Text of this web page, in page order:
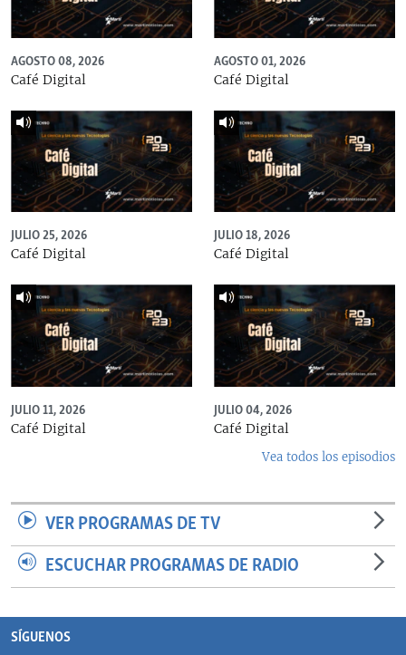
AGOSTO 08, 2026
Café Digital
AGOSTO 01, 2026
Café Digital
JULIO 25, 2026
Café Digital
JULIO 18, 2026
Café Digital
JULIO 11, 2026
Café Digital
JULIO 04, 2026
Café Digital
Vea todos los episodios
VER PROGRAMAS DE TV
ESCUCHAR PROGRAMAS DE RADIO
SÍGUENOS